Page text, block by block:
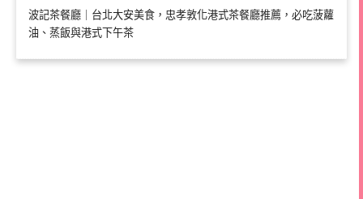
波記茶餐廳｜台北大安美食，忠孝敦化港式茶餐廳推薦，必吃菠蘿
油、蒸飯與港式下午茶